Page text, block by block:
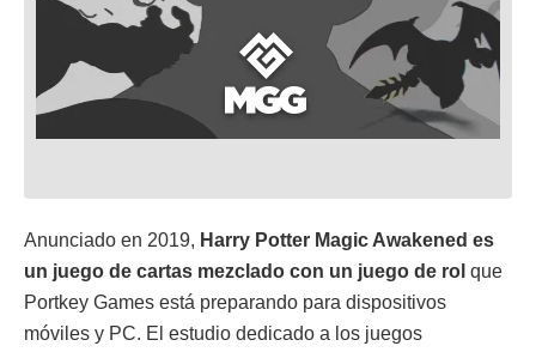
Anunciado en 2019, Harry Potter Magic Awakened es
un juego de cartas mezclado con un juego de rol que
Portkey Games está preparando para dispositivos
móviles y PC. El estudio dedicado a los juegos